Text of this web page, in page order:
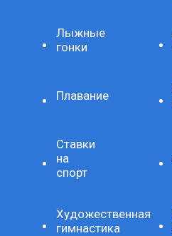
Лыжные
гонки
Плавание
Ставки
на
спорт
Художественная
гимнастика